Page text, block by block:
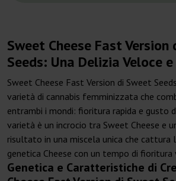
Sweet Cheese Fast Version
Seeds: Una Delizia Veloce
Sweet Cheese Fast Version di Sweet
varietà di cannabis femminizzata che
entrambi i mondi: fioritura rapida e gusto
varietà è un incrocio tra Sweet Cheese e
risultato in una miscela unica che cattura
genetica Cheese con un tempo di fioritura
Genetica e Caratteristiche di